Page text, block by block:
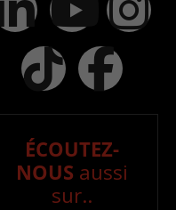
ÉCOUTEZ-
NOUS aussi
sur..